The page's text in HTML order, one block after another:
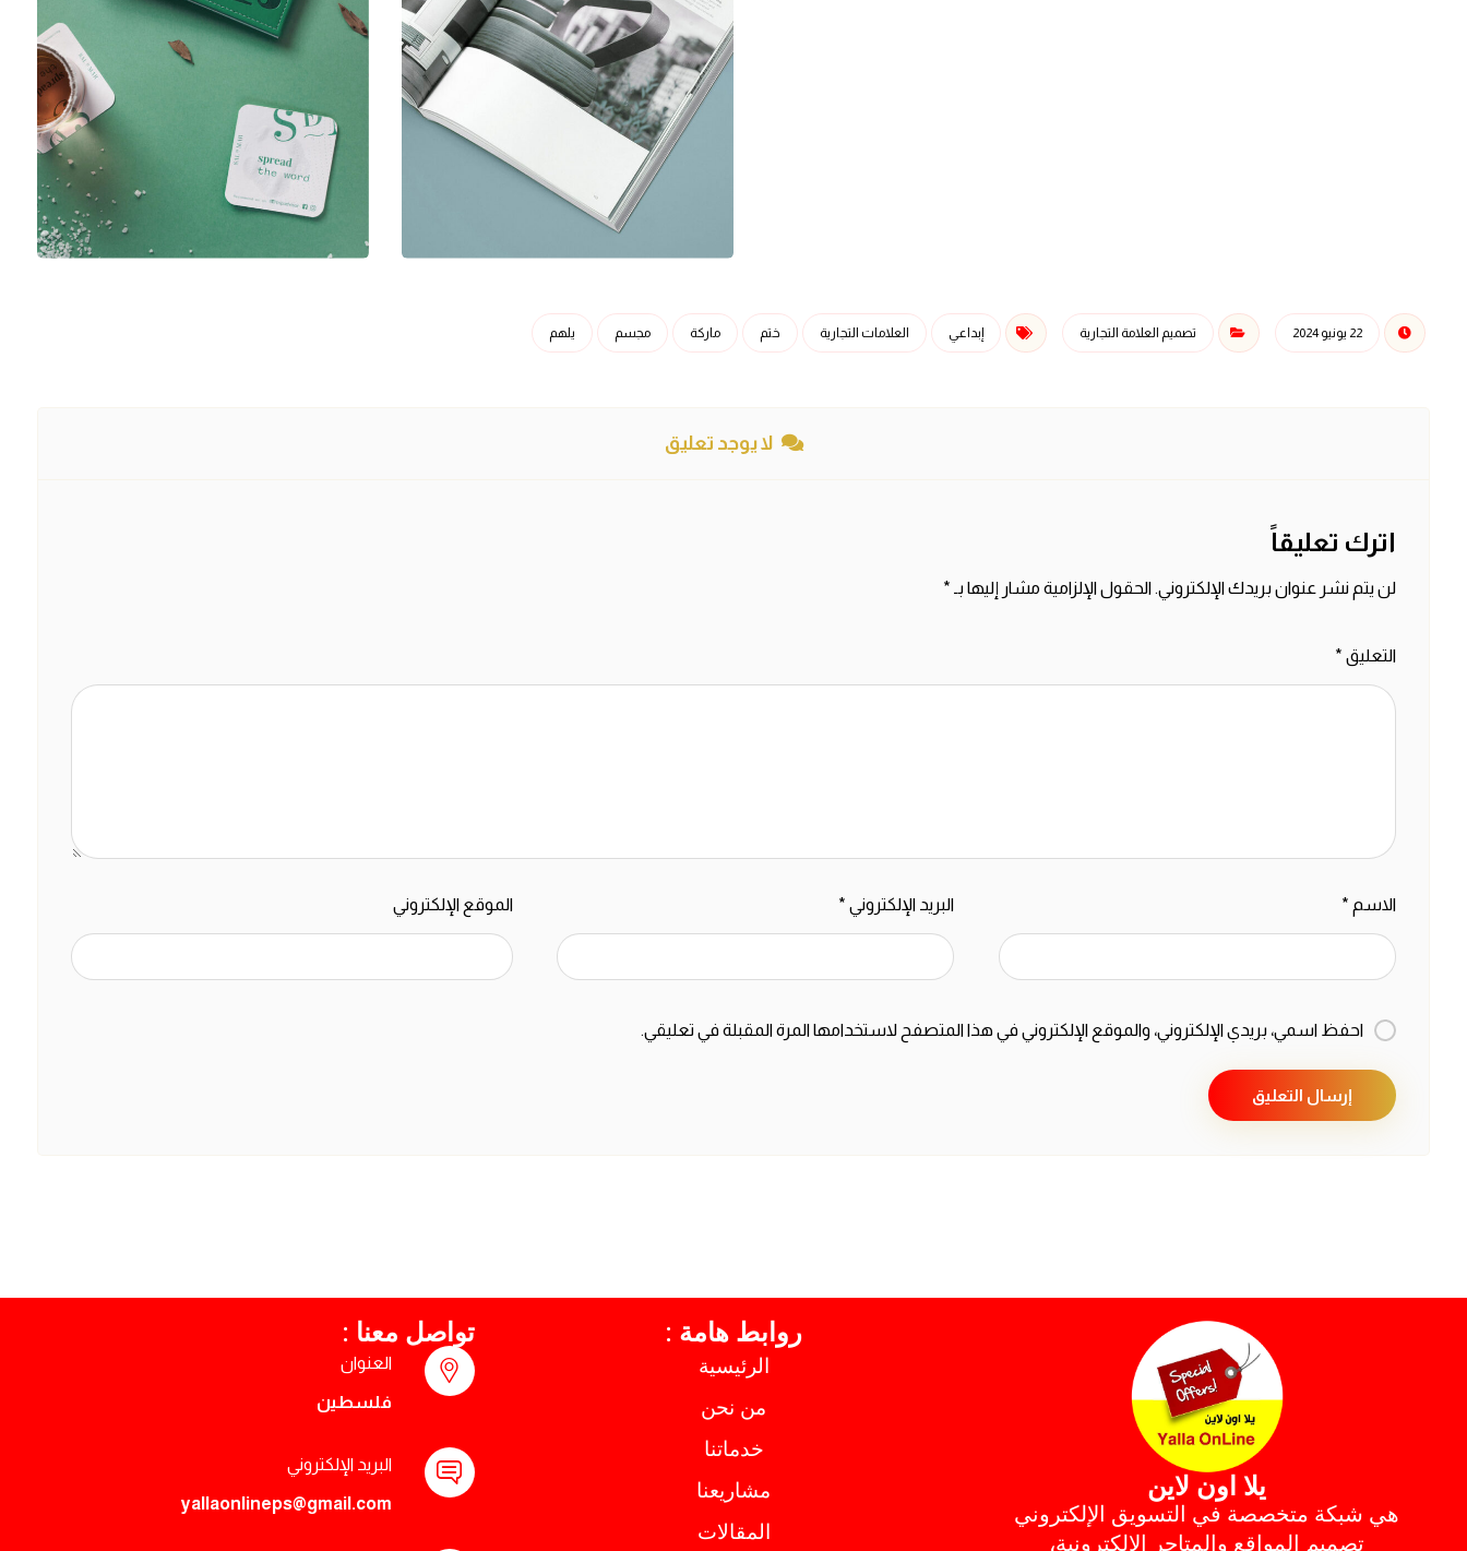
22 يونيو 2024 تصميم العلامة التجارية إبداعي العلامات التجارية ختم ماركة مجسم يلهم
لا يوجد تعليق
اترك تعليقاً
لن يتم نشر عنوان بريدك الإلكتروني. الحقول الإلزامية مشار إليها بـ *
التعليق *
الاسم * البريد الإلكتروني * الموقع الإلكتروني
احفظ اسمي، بريدي الإلكتروني، والموقع الإلكتروني في هذا المتصفح لاستخدامها المرة المقبلة في تعليقي.
إرسال التعليق
يلا اون لاين
هي شبكة متخصصة في التسويق الإلكتروني
تصميم المواقع والمتاجر الإلكترونية،
روابط هامة :
الرئيسية
من نحن
خدماتنا
مشاريعنا
المقالات
تواصل معنا :
العنوان
فلسطين
البريد الإلكتروني
yallaonlineps@gmail.com